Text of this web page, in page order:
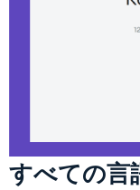
すべての言